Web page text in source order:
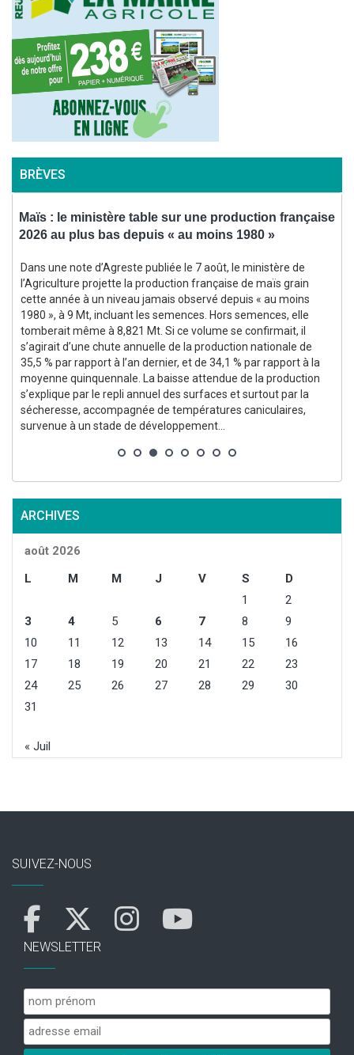
BRÈVES
Maïs : le ministère table sur une production française
2026 au plus bas depuis « au moins 1980 »
Dans une note d’Agreste publiée le 7 août, le ministère de
l’Agriculture projette la production française de maïs grain
cette année à un niveau jamais observé depuis « au moins
1980 », à 9 Mt, incluant les semences. Hors semences, elle
tomberait même à 8,821 Mt. Si ce volume se confirmait, il
s’agirait d’une chute annuelle de la production nationale de
35,5 % par rapport à l’an dernier, et de 34,1 % par rapport à la
moyenne quinquennale. La baisse attendue de la production
s’explique par le repli annuel des surfaces et surtout par la
sécheresse, accompagnée de températures caniculaires,
survenue à un stade de développement...
ARCHIVES
août 2026
L
M M J V S
D
1
2
3
4 5 6 7 8
9
10
11 12 13 14 15
16
17
18 19 20 21 22
23
24
25 26 27 28 29
30
31
« Juil
SUIVEZ-NOUS
NEWSLETTER